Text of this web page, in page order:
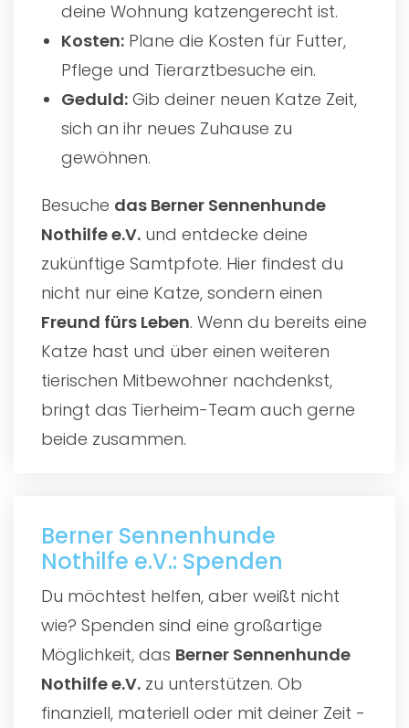
deine Wohnung katzengerecht ist.
Kosten: Plane die Kosten für Futter,
Pflege und Tierarztbesuche ein.
Geduld: Gib deiner neuen Katze Zeit,
sich an ihr neues Zuhause zu
gewöhnen.
Besuche das Berner Sennenhunde
Nothilfe e.V. und entdecke deine
zukünftige Samtpfote. Hier findest du
nicht nur eine Katze, sondern einen
Freund fürs Leben. Wenn du bereits eine
Katze hast und über einen weiteren
tierischen Mitbewohner nachdenkst,
bringt das Tierheim-Team auch gerne
beide zusammen.
Berner Sennenhunde
Nothilfe e.V.: Spenden
Du möchtest helfen, aber weißt nicht
wie? Spenden sind eine großartige
Möglichkeit, das Berner Sennenhunde
Nothilfe e.V. zu unterstützen. Ob
finanziell, materiell oder mit deiner Zeit -